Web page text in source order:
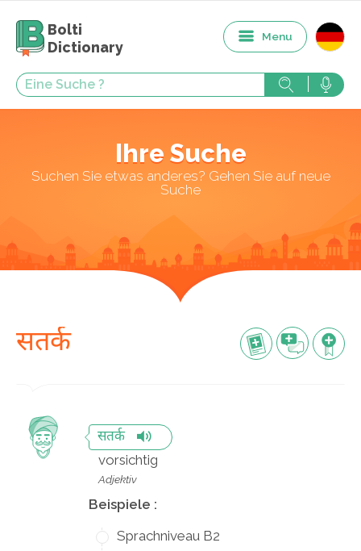
Bolti
Dictionary
Menu
Ihre Suche
Suchen Sie etwas anderes? Gehen Sie auf neue
Suche
सतर्क
सतर्क
vorsichtig
Adjektiv
Beispiele :
Sprachniveau B2